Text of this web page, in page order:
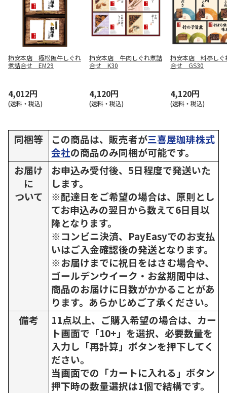
柿安本店 極松阪牛しぐれ
煮詰合せ EM29
4,012円
(送料・税込)
柿安本店 牛肉しぐれ煮詰
合せ K30
4,120円
(送料・税込)
柿安本店 料亭しぐ
合せ GS30
4,120円
(送料・税込)
同梱等 この商品は、販売者が三喜屋珈琲株式
会社の商品のみ同梱が可能です。
お届け
に
ついて
お申込み受付後、5日程度で発送いた
します。
※配達日をご希望の場合は、原則とし
てお申込みの翌日から数えて6日目以
降となります。
※コンビニ決済、PayEasyでのお支払
いはご入金確認後の発送となります。
※お届けまでに祝日をはさむ場合や、
ゴールデンウイーク・お盆期間中は、
商品のお届けに日数がかかることがあ
ります。あらかじめご了承ください。
備考
11点以上、ご購入希望の場合は、カー
ト画面で「10+」を選択、必要数量を
入力し「再計算」ボタンを押下してく
ださい。
当画面での「カートに入れる」ボタン
押下時の数量選択は1個で結構です。